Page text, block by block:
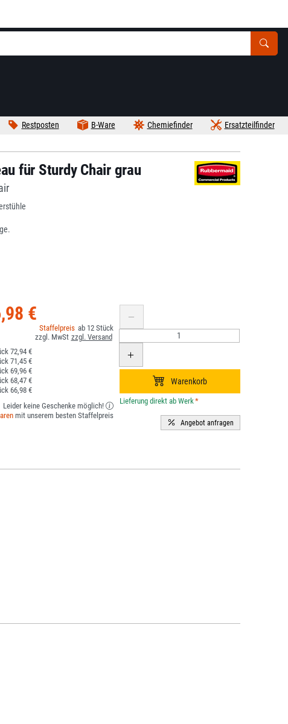
Ersatzteilfinder
Chemiefinder
B-Ware
Restposten
für Sturdy Chair grau
€
12
72,94 €
71,45 €
69,96 €
68,47 €
66,98 €
Leider keine Geschenke möglich!
mit unserem besten Staffelpreis
*